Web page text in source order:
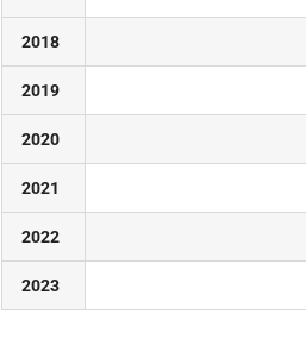
2018
2019
2020
2021
2022
2023